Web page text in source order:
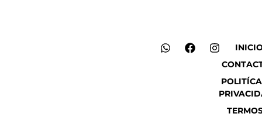
W
h
F
a
I
n
a
g